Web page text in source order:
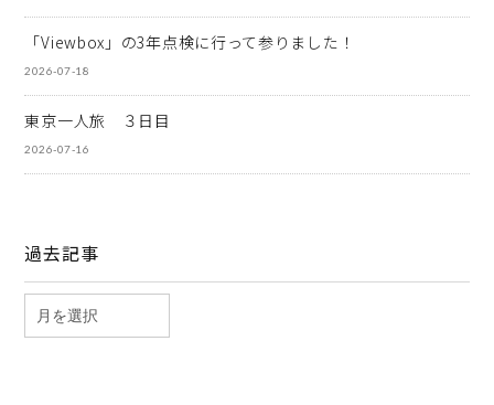
「Viewbox」の3年点検に行って参りました！
2026-07-18
東京一人旅 ３日目
2026-07-16
過去記事